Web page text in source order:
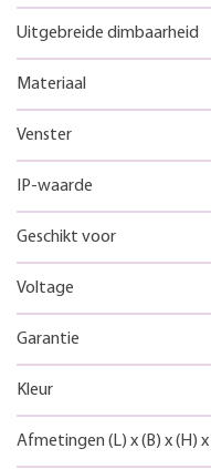
Uitgebreide dimbaarheid
Materiaal
Venster
IP-waarde
Geschikt voor
Voltage
Garantie
Kleur
Afmetingen (L) x(B) x(H) x